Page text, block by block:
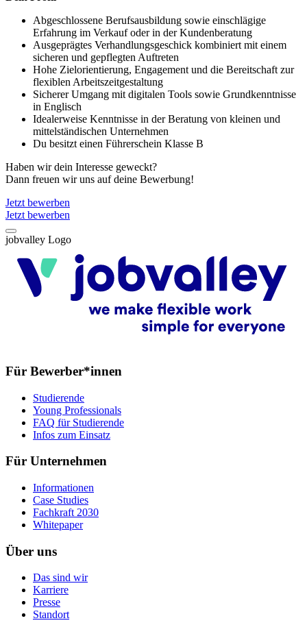
Abgeschlossene Berufsausbildung sowie einschlägige
Erfahrung im Verkauf oder in der Kundenberatung
Ausgeprägtes Verhandlungsgeschick kombiniert mit einem
sicheren und gepflegten Auftreten
Hohe Zielorientierung, Engagement und die Bereitschaft zur
flexiblen Arbeitszeitgestaltung
Sicherer Umgang mit digitalen Tools sowie Grundkenntnisse
in Englisch
Idealerweise Kenntnisse in der Beratung von kleinen und
mittelständischen Unternehmen
Du besitzt einen Führerschein Klasse B
Haben wir dein Interesse geweckt?
Dann freuen wir uns auf deine Bewerbung!
Jetzt bewerben
Jetzt bewerben
jobvalley Logo
Für Bewerber*innen
Studierende
Young Professionals
FAQ für Studierende
Infos zum Einsatz
Für Unternehmen
Informationen
Case Studies
Fachkraft 2030
Whitepaper
Über uns
Das sind wir
Karriere
Presse
Standort